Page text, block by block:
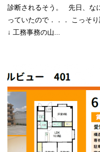
診断されるそう。 先日、な
っていたので．．． こっそ
↓ 工務事務の山...